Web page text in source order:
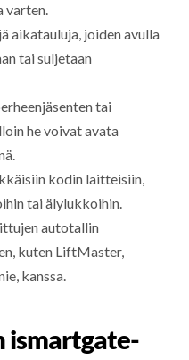
varten.
aikatauluja, joiden avulla
tai suljetaan
tai
he voivat avata
kodin laitteisiin,
tai älylukkoihin.
autotallin
kuten LiftMaster,
kanssa.
ismartgate-